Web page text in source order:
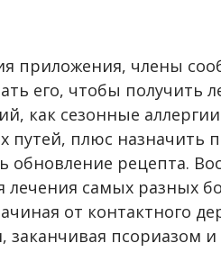
приложения, члены
его, чтобы получить
как сезонные
путей, плюс назначить
обновление рецепта.
лечения самых разных
от контактного
псориазом